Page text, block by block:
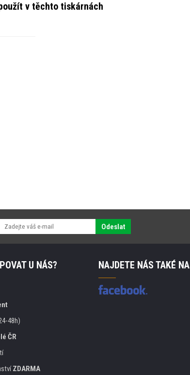
v těchto tiskárnách
Odeslat
U NÁS?
48h)
ČR
ZDARMA
NAJDETE NÁS TAKÉ NA